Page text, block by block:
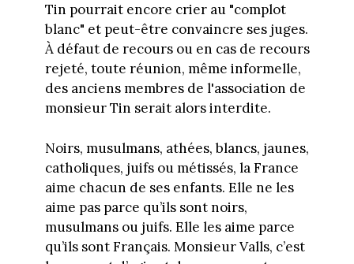
Tin pourrait encore crier au "complot
blanc" et peut-être convaincre ses juges.
À défaut de recours ou en cas de recours
rejeté, toute réunion, même informelle,
des anciens membres de l'association de
monsieur Tin serait alors interdite.
Noirs, musulmans, athées, blancs, jaunes,
catholiques, juifs ou métissés, la France
aime chacun de ses enfants. Elle ne les
aime pas parce qu’ils sont noirs,
musulmans ou juifs. Elle les aime parce
qu’ils sont Français. Monsieur Valls, c’est